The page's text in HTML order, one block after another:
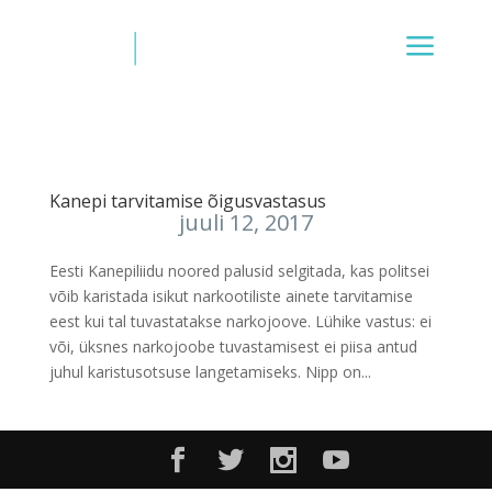
Kanepi tarvitamise õigusvastasus
juuli 12, 2017
Eesti Kanepiliidu noored palusid selgitada, kas politsei
võib karistada isikut narkootiliste ainete tarvitamise
eest kui tal tuvastatakse narkojoove. Lühike vastus: ei
või, üksnes narkojoobe tuvastamisest ei piisa antud
juhul karistusotsuse langetamiseks. Nipp on...